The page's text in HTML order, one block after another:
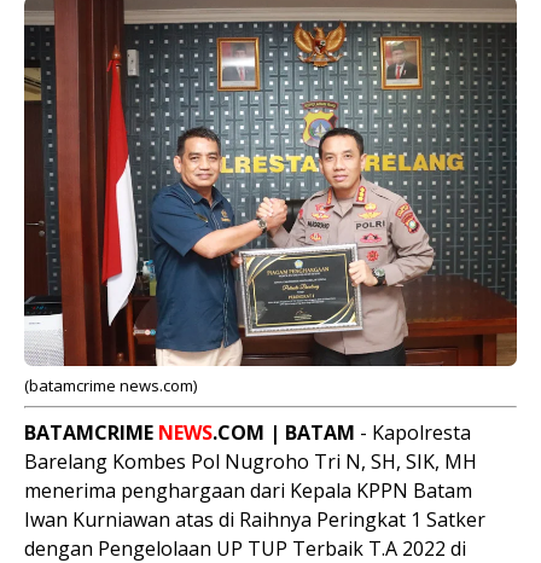
(batamcrime news.com)
BATAMCRIME NEWS.COM | BATAM - Kapolresta
Barelang Kombes Pol Nugroho Tri N, SH, SIK, MH
menerima penghargaan dari Kepala KPPN Batam
Iwan Kurniawan atas di Raihnya Peringkat 1 Satker
dengan Pengelolaan UP TUP Terbaik T.A 2022 di